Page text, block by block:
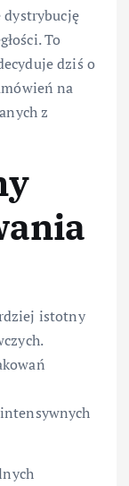
dystrybucję
To
dziś o
na
z
istotny